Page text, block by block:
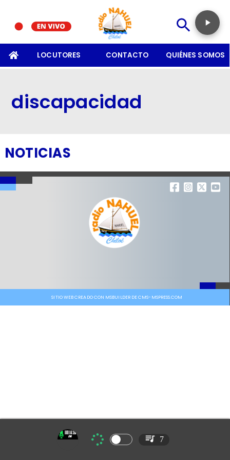
LOCUTORES CONTACTO QUIÉNES SOMOS
discapacidad
NOTICIAS
SITIO WEB CREADO CON MSBUILDER DE CMS-MSPRESS.COM
7